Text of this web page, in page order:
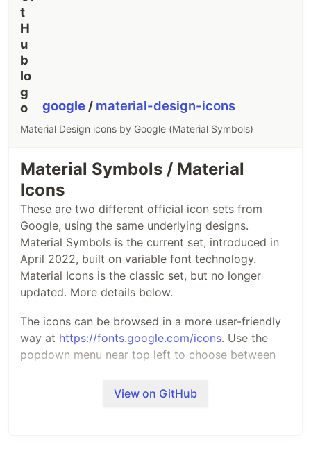
google / material-design-icons
Material Design icons by Google (Material Symbols)
Material Symbols / Material
Icons
These are two different official icon sets from
Google, using the same underlying designs.
Material Symbols is the current set, introduced in
April 2022, built on variable font technology.
Material Icons is the classic set, but no longer
updated. More details below.
The icons can be browsed in a more user-friendly
way at https://fonts.google.com/icons. Use the
popdown menu near top left to choose between
The icons are designed under the
View on GitHub